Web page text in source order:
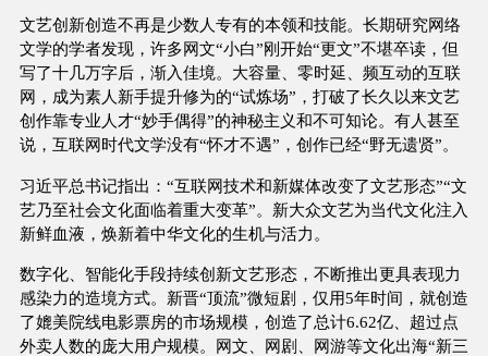
文艺创新创造不再是少数人专有的本领和技能。长期研究网络
文学的学者发现，许多网文“小白”刚开始“更文”不堪卒读，但
写了十几万字后，渐入佳境。大容量、零时延、频互动的互联
网，成为素人新手提升修为的“试炼场”，打破了长久以来文艺
创作靠专业人才“妙手偶得”的神秘主义和不可知论。有人甚至
说，互联网时代文学没有“怀才不遇”，创作已经“野无遗贤”。
习近平总书记指出：“互联网技术和新媒体改变了文艺形态”“文
艺乃至社会文化面临着重大变革”。新大众文艺为当代文化注入
新鲜血液，焕新着中华文化的生机与活力。
数字化、智能化手段持续创新文艺形态，不断推出更具表现力
感染力的造境方式。新晋“顶流”微短剧，仅用5年时间，就创造
了媲美院线电影票房的市场规模，创造了总计6.62亿、超过点
外卖人数的庞大用户规模。网文、网剧、网游等文化出海“新三